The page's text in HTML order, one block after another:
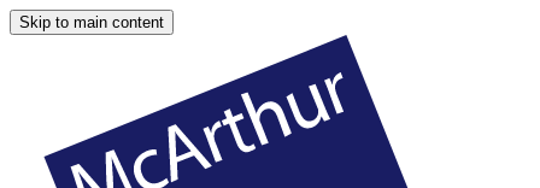
Skip to main content